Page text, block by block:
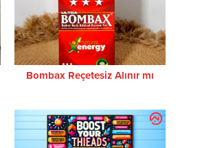
Bombax Reçetesiz Alınır mı